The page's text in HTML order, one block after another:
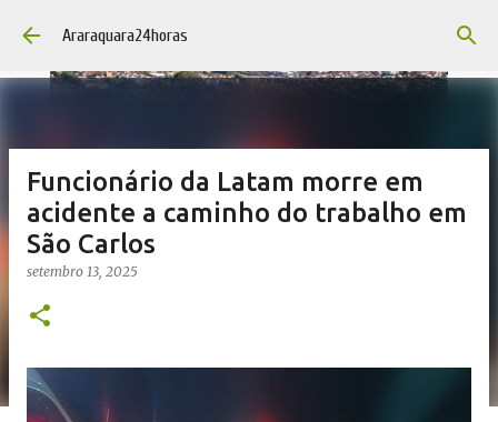
Pular para o conteúdo principal
Araraquara24horas
Funcionário da Latam morre em
acidente a caminho do trabalho em
São Carlos
setembro 13, 2025